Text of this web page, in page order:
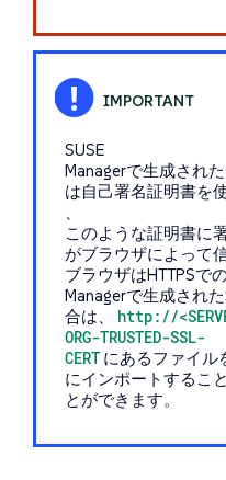
SUSE
Managerで生成され
は自己署名証明書を
このような証明書に
がブラウザによって
ブラウザはHTTPSで
Managerで生成され
合は、
http://
ORG-TRUSTED-SSL-
CERT にあるファイル
にインポートするこ
とができます。